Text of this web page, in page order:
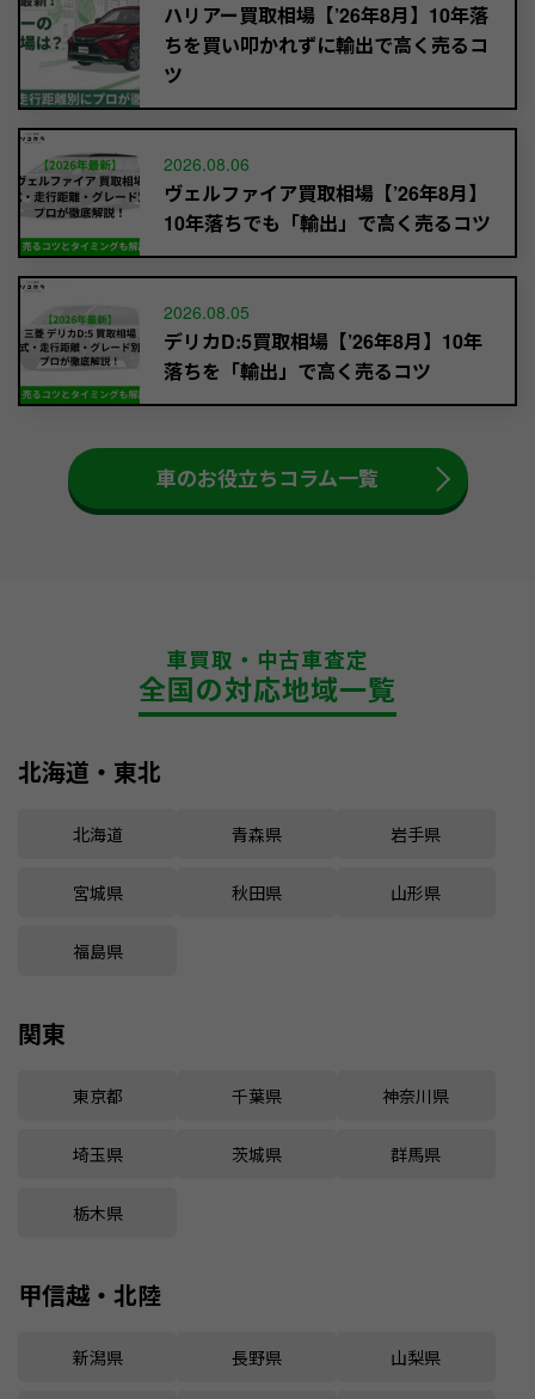
ハリアー買取相場【’26年8月】10年落
ちを買い叩かれずに輸出で高く売るコ
ツ
2026.08.06
ヴェルファイア買取相場【’26年8月】
10年落ちでも「輸出」で高く売るコツ
2026.08.05
デリカD:5買取相場【’26年8月】10年
落ちを「輸出」で高く売るコツ
車のお役立ちコラム一覧
車買取・中古車査定
全国の対応地域一覧
北海道・東北
北海道 青森県 岩手県
宮城県 秋田県 山形県
福島県
関東
東京都 千葉県 神奈川県
埼玉県 茨城県 群馬県
栃木県
甲信越・北陸
新潟県 長野県 山梨県